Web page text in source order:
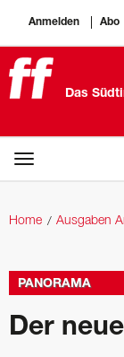
Anmelden Abo
Das
Home Ausgaben
PANORAMA
Der